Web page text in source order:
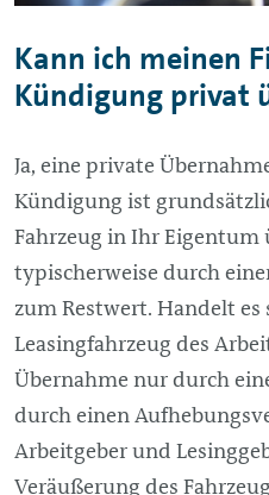
Kann ich meinen
Kündigung privat
Ja, eine private
Kündigung ist
Fahrzeug in Ihr Eigentum
typischerweise durch
zum Restwert. Handelt es
Leasingfahrzeug des
Übernahme nur durch
durch einen
Arbeitgeber und
Veräußerung des